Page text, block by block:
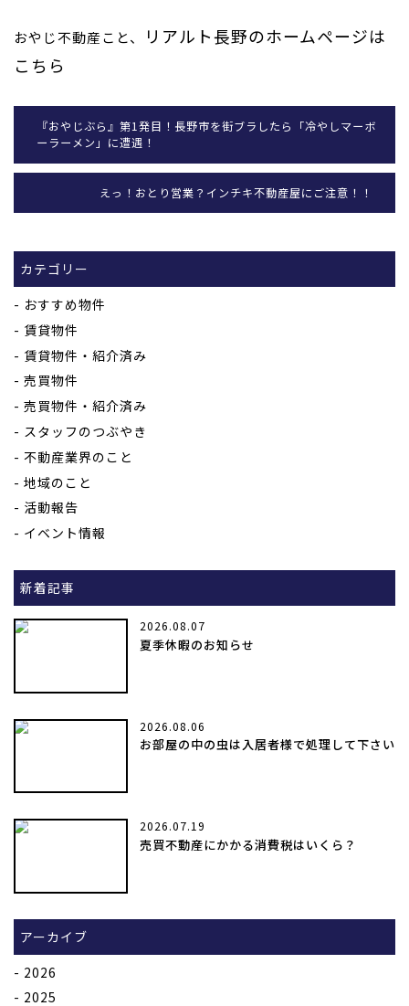
おやじ不動産こと、
リアルト長野のホームページは
こちら
『おやじぶら』第1発目！長野市を街ブラしたら「冷やしマーボ
ーラーメン」に遭遇！
えっ！おとり営業？インチキ不動産屋にご注意！！
カテゴリー
おすすめ物件
賃貸物件
賃貸物件・紹介済み
売買物件
売買物件・紹介済み
スタッフのつぶやき
不動産業界のこと
地域のこと
活動報告
イベント情報
新着記事
2026.08.07
夏季休暇のお知らせ
2026.08.06
お部屋の中の虫は入居者様で処理して下さい
2026.07.19
売買不動産にかかる消費税はいくら？
アーカイブ
2026
2025